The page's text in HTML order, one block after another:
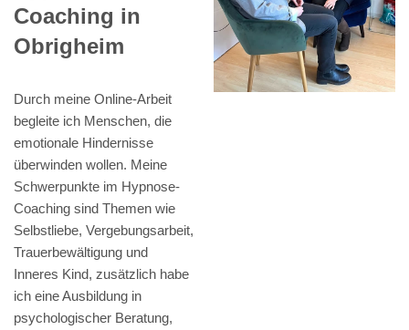
Coaching in
Obrigheim
Durch meine Online-Arbeit
begleite ich Menschen, die
emotionale Hindernisse
überwinden wollen. Meine
Schwerpunkte im Hypnose-
Coaching sind Themen wie
Selbstliebe, Vergebungsarbeit,
Trauerbewältigung und
Inneres Kind, zusätzlich habe
ich eine Ausbildung in
psychologischer Beratung,